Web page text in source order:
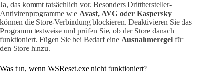
Ja, das kommt tatsächlich vor. Besonders Dritthersteller-
Antivirenprogramme wie Avast, AVG oder Kaspersky
können die Store-Verbindung blockieren. Deaktivieren Sie das
Programm testweise und prüfen Sie, ob der Store danach
funktioniert. Fügen Sie bei Bedarf eine Ausnahmeregel für
den Store hinzu.
Was tun, wenn WSReset.exe nicht funktioniert?